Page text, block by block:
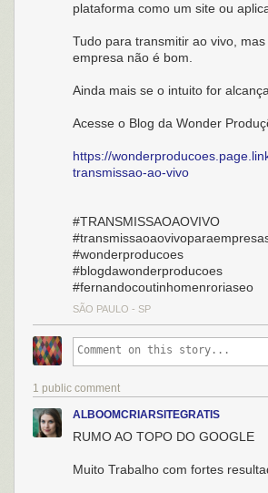
plataforma como um site ou
Tudo para transmitir ao vivo,
empresa não é bom.
Ainda mais se o intuito for
Acesse o Blog da Wonder
https://
transmissao-ao-vivo
#TRANSMISSAOAOVIVO
#wonderproducoes
#blogdawonderproducoes
#fernandocoutinhomenroriaseo
SÃO PAULO - SP
1 public comment
ALBOOMCRIARSITEGRATIS
RUMO AO TOPO DO GOOGLE
Muito Trabalho com fortes